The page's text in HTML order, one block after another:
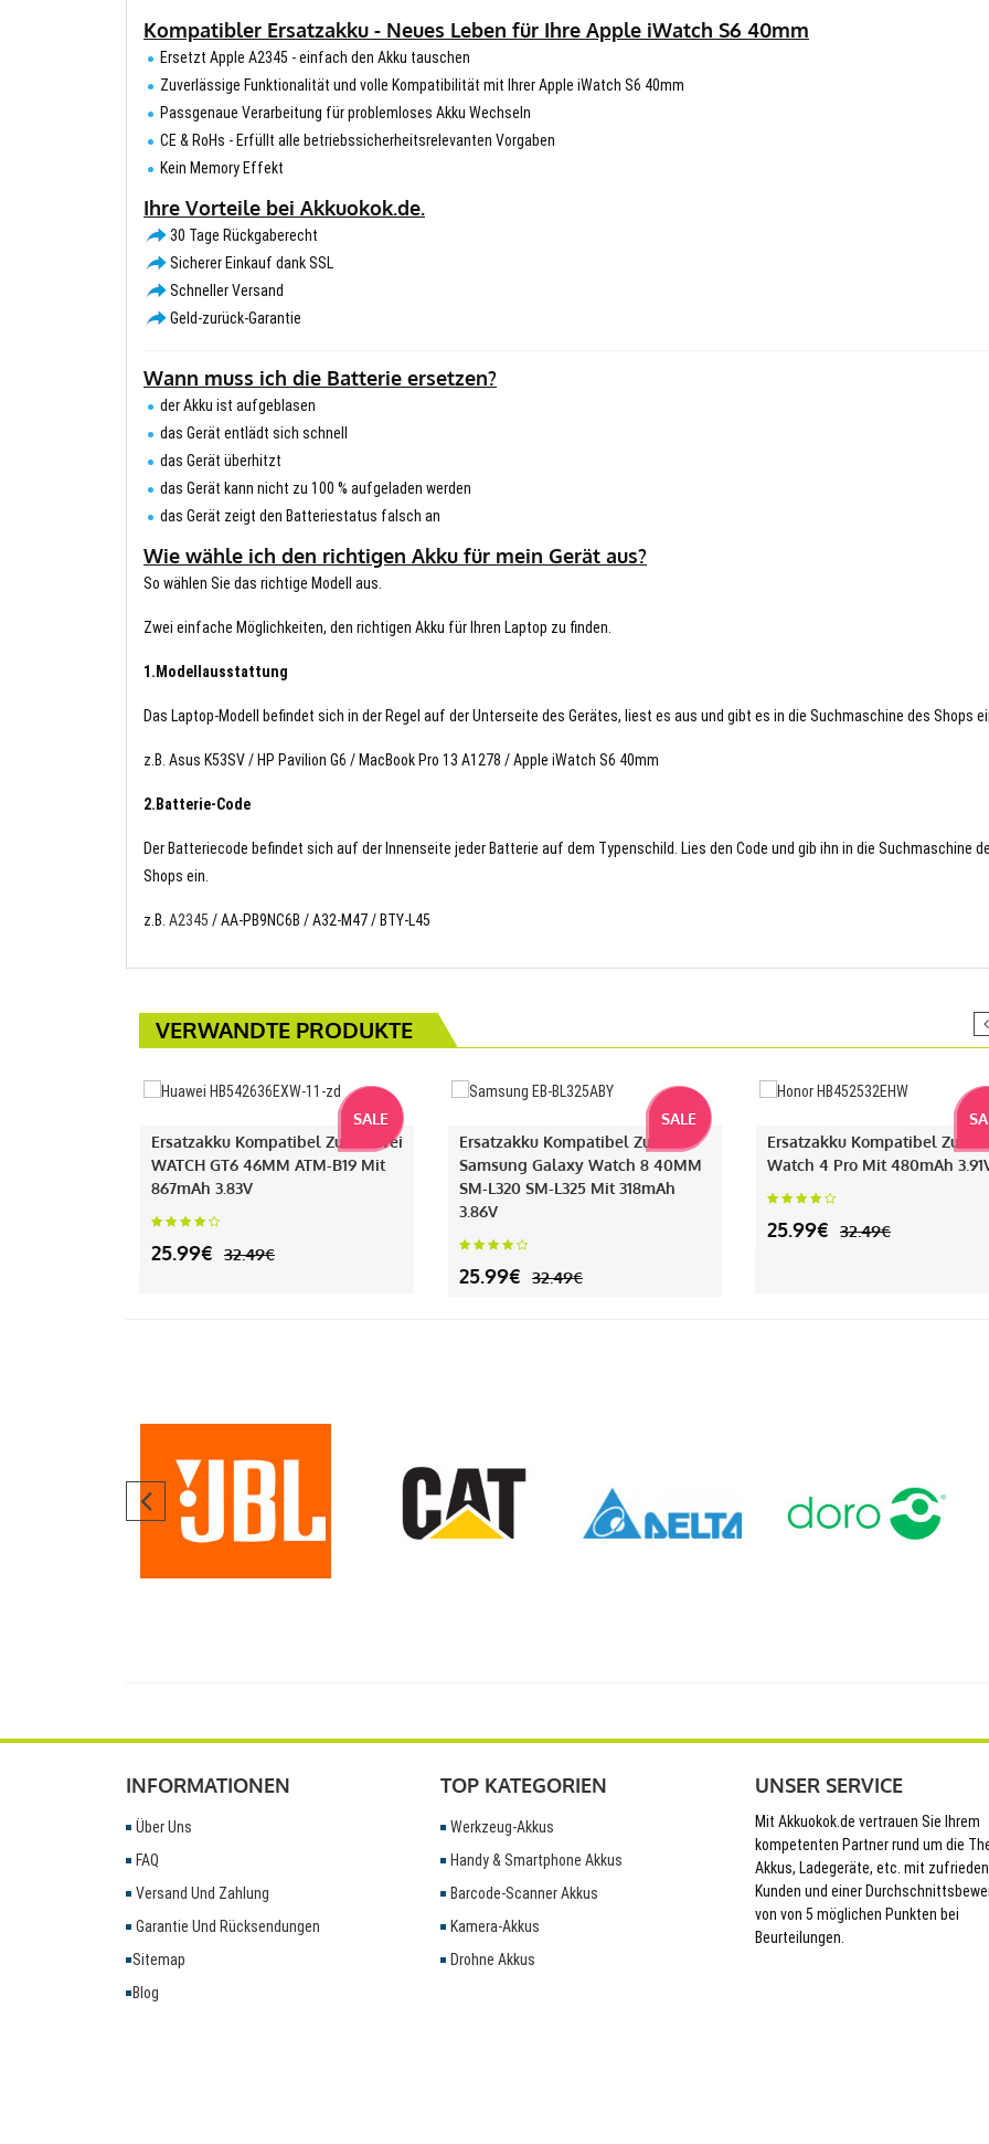
Kompatibler Ersatzakku - Neues Leben für Ihre Apple iWatch S6 40mm
Ersetzt Apple A2345 - einfach den Akku tauschen
Zuverlässige Funktionalität und volle Kompatibilität mit Ihrer Apple iWatch S6 40mm
Passgenaue Verarbeitung für problemloses Akku Wechseln
CE & RoHs - Erfüllt alle betriebssicherheitsrelevanten Vorgaben
Kein Memory Effekt
Ihre Vorteile bei Akkuokok.de.
30 Tage Rückgaberecht
Sicherer Einkauf dank SSL
Schneller Versand
Geld-zurück-Garantie
Wann muss ich die Batterie ersetzen?
der Akku ist aufgeblasen
das Gerät entlädt sich schnell
das Gerät überhitzt
das Gerät kann nicht zu 100 % aufgeladen werden
das Gerät zeigt den Batteriestatus falsch an
Wie wähle ich den richtigen Akku für mein Gerät aus?
So wählen Sie das richtige Modell aus.
Zwei einfache Möglichkeiten, den richtigen Akku für Ihren Laptop zu finden.
1.Modellausstattung
Das Laptop-Modell befindet sich in der Regel auf der Unterseite des Gerätes, liest es aus und gibt es in die Suchmaschine des Shops
z.B. Asus K53SV / HP Pavilion G6 / MacBook Pro 13 A1278 / Apple iWatch S6 40mm
2.Batterie-Code
Der Batteriecode befindet sich auf der Innenseite jeder Batterie auf dem Typenschild. Lies den Code und gib ihn in die Suchmaschine
Shops ein.
z.B. A2345 / AA-PB9NC6B / A32-M47 / BTY-L45
VERWANDTE PRODUKTE
SALE
Ersatzakku Kompatibel Zu Huawei
WATCH GT6 46MM ATM-B19 Mit
867mAh 3.83V
25.99€ 32.49€
SALE
Ersatzakku Kompatibel Zu
Samsung Galaxy Watch 8 40MM
SM-L320 SM-L325 Mit 318mAh
3.86V
25.99€ 32.49€
Ersatzakku Kompatibel Zu
Watch 4 Pro Mit 480mAh
25.99€ 32.49€
INFORMATIONEN
Über Uns
FAQ
Versand Und Zahlung
Garantie Und Rücksendungen
Sitemap
Blog
TOP KATEGORIEN
Werkzeug-Akkus
Handy & Smartphone Akkus
Barcode-Scanner Akkus
Kamera-Akkus
Drohne Akkus
UNSER SERVICE
Mit Akkuokok.de vertrauen Sie Ihrem
kompetenten Partner rund um die
Akkus, Ladegeräte, etc. mit
Kunden und einer
von von 5 möglichen Punkten bei
Beurteilungen.